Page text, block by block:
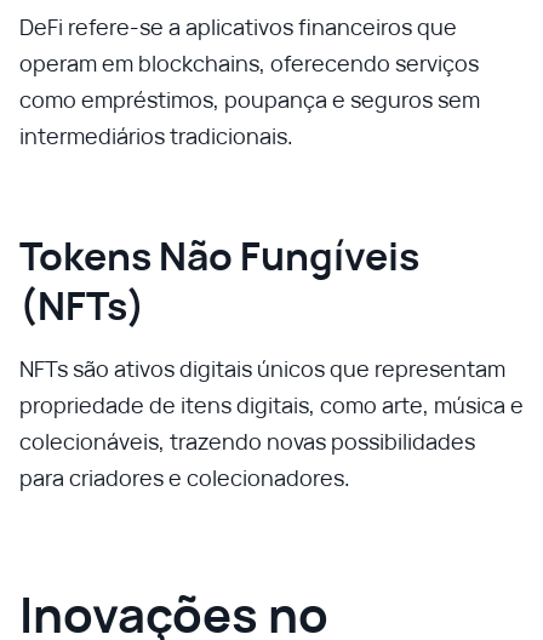
DeFi refere-se a aplicativos financeiros que
operam em blockchains, oferecendo serviços
como empréstimos, poupança e seguros sem
intermediários tradicionais.
Tokens Não Fungíveis
(NFTs)
NFTs são ativos digitais únicos que representam
propriedade de itens digitais, como arte, música e
colecionáveis, trazendo novas possibilidades
para criadores e colecionadores.
Inovações no